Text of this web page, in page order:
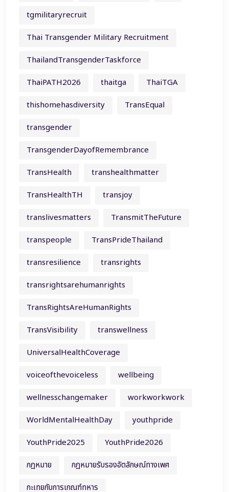
tgmilitaryrecruit
Thai Transgender Military Recruitment
ThailandTransgenderTaskforce
ThaiPATH2026
thaitga
ThaiTGA
thishomehasdiversity
TransEqual
transgender
TransgenderDayofRemembrance
TransHealth
transhealthmatter
TransHealthTH
transjoy
translivesmatters
TransmitTheFuture
transpeople
TransPrideThailand
transresilience
transrights
transrightsarehumanrights
TransRightsAreHumanRights
TransVisibility
transwellness
UniversalHealthCoverage
voiceofthevoiceless
wellbeing
wellnesschangemaker
workworkwork
WorldMentalHealthDay
youthpride
YouthPride2025
YouthPride2026
กฎหมาย
กฎหมายรับรองอัตลักษณ์ทางเพศ
กะเทยกับการเกณฑ์ทหาร